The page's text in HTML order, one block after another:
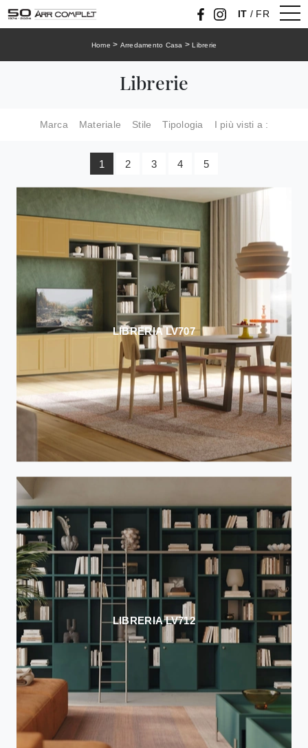
IT / FR
Home > Arredamento Casa >Librerie
Librerie
Marca Materiale Stile Tipologia I più visti a :
1 2 3 4 5
LIBRERIA LV707
LIBRERIA LV712